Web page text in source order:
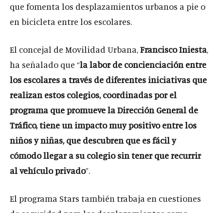
que fomenta los desplazamientos urbanos a pie o
en bicicleta entre los escolares.
El concejal de Movilidad Urbana,Francisco Iniesta,
ha señalado que “la labor de concienciación entre
los escolares a través de diferentes iniciativas que
realizan estos colegios, coordinadas por el
programa que promueve la Dirección General de
Tráfico, tiene un impacto muy positivo entre los
niños y niñas, que descubren que es fácil y
cómodo llegar a su colegio sin tener que recurrir
al vehículo privado”.
El programa Stars también trabaja en cuestiones